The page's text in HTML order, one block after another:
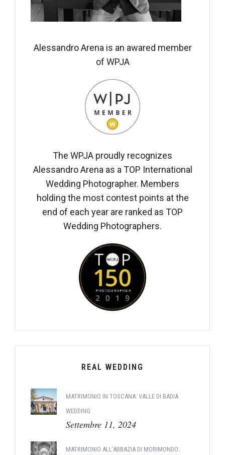
Alessandro Arena is an awared member
of WPJA
The WPJA proudly recognizes
Alessandro Arena as a TOP International
Wedding Photographer. Members
holding the most contest points at the
end of each year are ranked as TOP
Wedding Photographers.
REAL WEDDING
MATRIMONIO IN TOSCANA: VALLE DI BADIA
WEDDING
Settembre 11, 2024
MATRIMONIO ALL’ABBAZIA DI MORIMONDO: